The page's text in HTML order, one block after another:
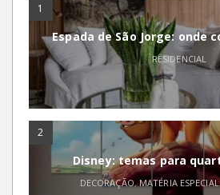
1
Espada de São Jorge: onde
RESIDENCIAL
2
Disney: temas para
DECORAÇÃO,MATÉRIA ESPECIAL